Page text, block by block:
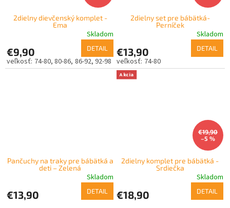
2dielny dievčenský komplet -
Ema
Skladom
€9,90 DETAIL
74-80 80-86 86-92 92-98
2dielny set pre bábätká-
Perníček
Skladom
€13,90 DETAIL
74-80
Pančuchy na traky pre bábätká a
deti – Zelená
Skladom
€13,90 DETAIL
Akcia
€19,90
–5 %
2dielny komplet pre bábätká -
Srdiečka
Skladom
€18,90 DETAIL